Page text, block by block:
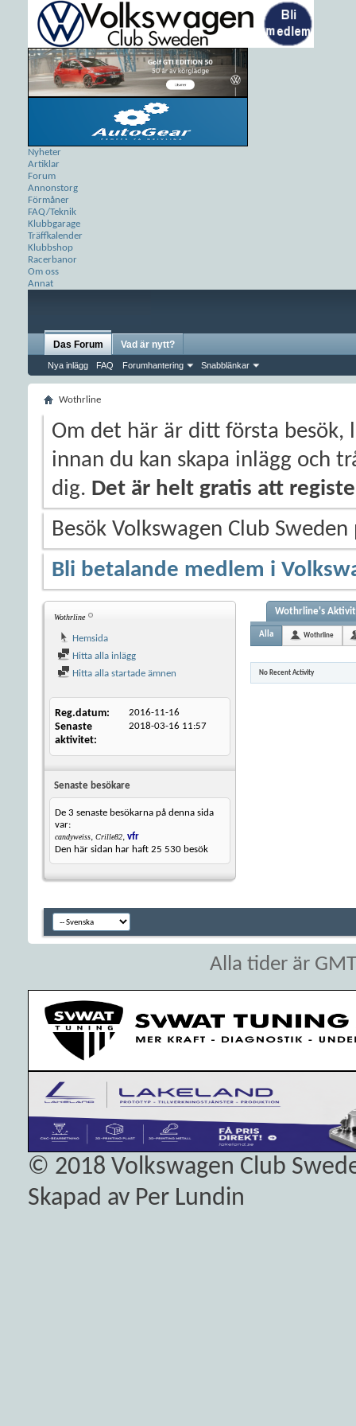
Nyheter
Artiklar
Forum
Annonstorg
Förmåner
FAQ/Teknik
Klubbgarage
Träffkalender
Klubbshop
Racerbanor
Om oss
Annat
Das Forum
Nya inlägg FAQ Forumhantering Snabblänkar
Vad är nytt?
Wothrline
Om det här är ditt första besök,
innan du kan skapa inlägg och
dig. Det är helt gratis att
Besök Volkswagen Club
Bli betalande medlem i
Wothrline
Hemsida
Hitta alla inlägg
Hitta alla startade ämnen
Reg.datum 2016-11-16
Senaste
aktivitet
2018-03-16 11:57
Senaste besökare
De 3 senaste besökarna på denna sida
var:
candyweiss, Crille82, vfr
Den här sidan har haft 25 530 besök
Wothrline's
Alla Wothrline
No Recent Activity
Alla tider är
© 2018 Volkswagen Club
Skapad av Per Lundin